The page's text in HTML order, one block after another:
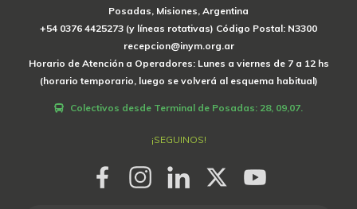
Posadas, Misiones, Argentina
+54 0376 4425273 (y líneas rotativas) Código Postal: N3300
recepcion@inym.org.ar
Horario de Atención a Operadores: Lunes a viernes de 7 a 12 hs
(horario temporario, luego se volverá al esquema habitual)
Colectivos desde Terminal de Posadas: 28, 09,07.
¡SEGUINOS!